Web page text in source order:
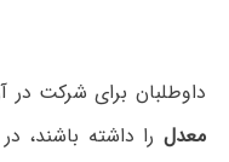
داوطلبان برای شرکت در
معدل را داشته باشند،